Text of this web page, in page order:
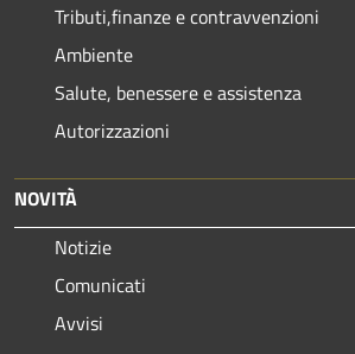
Tributi,finanze e contravvenzioni
Ambiente
Salute, benessere e assistenza
Autorizzazioni
NOVITÀ
Notizie
Comunicati
Avvisi